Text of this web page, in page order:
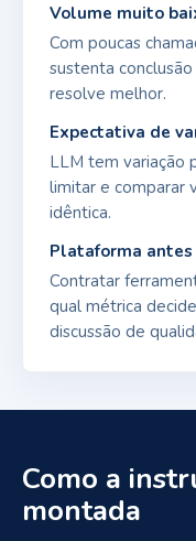
Volume muito
Com poucas
sustenta
resolve melhor.
Expectativa de
LLM tem variação
limitar e comparar
idêntica.
Plataforma
Contratar
qual métrica
discussão de
Como a
montada